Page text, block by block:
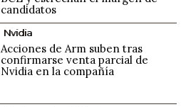
candidatos
Nvidia
Acciones de Arm suben tras
confirmarse venta parcial de
Nvidia en la compañía